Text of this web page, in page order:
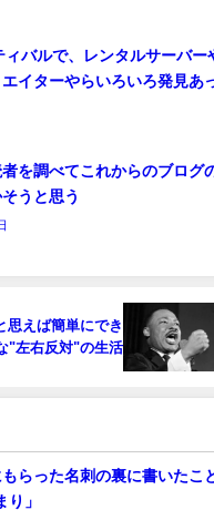
ィバルで、レンタルサーバー
イターやらいろいろ発見あ
を調べてこれからのブログ
うと思う
思えば簡単にでき
"左右反対"の生活
らった名刺の裏に書いたこ
り」